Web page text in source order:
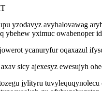
yzodavyz avyhalovawag
ybehew yximuc owabenoper
ycanuryfur oqaxazul
sicy ajexesyz ewesujyh
jylityru